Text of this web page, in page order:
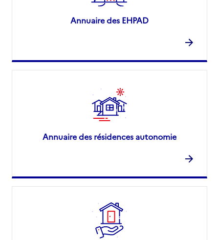
Annuaire des EHPAD
Annuaire des résidences autonomie